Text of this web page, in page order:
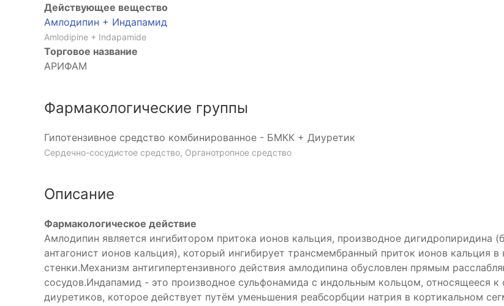
Действующее вещество
Амлодипин + Индапамид
Amlodipine + Indapamide
Торговое название
АРИФАМ
Фармакологические группы
Гипотензивное средство комбинированное - БМКК + Диуретик
Сердечно-сосудистое средство, Органотропное средство
Описание
Фармакологическое действие
Амлодипин является ингибитором притока ионов кальция, производное дигидропиридина
антагонист ионов кальция), который ингибирует трансмембранный приток ионов кальция
стенки.Механизм антигипертензивного действия амлодипина обусловлен прямым
сосудов.Индапамид - это производное сульфонамида с индольным кольцом, относящееся к
диуретиков, которое действует путём уменьшения реабсорбции натрия в кортикальном